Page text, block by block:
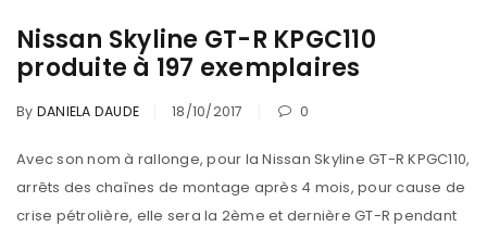
Nissan Skyline GT-R KPGC110
produite à 197 exemplaires
By DANIELA DAUDE 18/10/2017 0
Avec son nom à rallonge, pour la Nissan Skyline GT-R KPGC110,
arrêts des chaînes de montage après 4 mois, pour cause de
crise pétrolière, elle sera la 2ème et dernière GT-R pendant